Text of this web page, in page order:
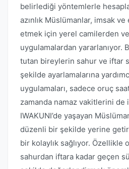
belirlediği yöntemlerle
azınlık Müslümanlar, imsak
etmek için yerel camilerden
uygulamalardan yararlanıyor.
tutan bireylerin sahur ve iftar
şekilde ayarlamalarına
uygulamaları, sadece oruç
zamanda namaz vakitlerini de
IWAKUNI’de yaşayan
düzenli bir şekilde yerine
bir kolaylık sağlıyor. Özellikle
sahurdan iftara kadar geçen